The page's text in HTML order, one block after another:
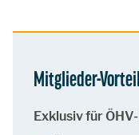
Mitglieder-Vorteil
Exklusiv für